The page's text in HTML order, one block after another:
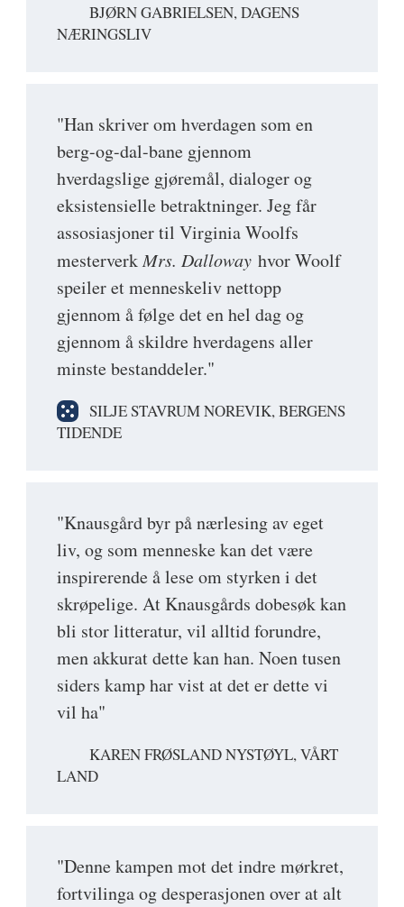
BJØRN GABRIELSEN, DAGENS
NÆRINGSLIV
"Han skriver om hverdagen som en
berg-og-dal-bane gjennom
hverdagslige gjøremål, dialoger og
eksistensielle betraktninger. Jeg får
assosiasjoner til Virginia Woolfs
mesterverkMrs. Dalloway hvor Woolf
speiler et menneskeliv nettopp
gjennom å følge det en hel dag og
gjennom å skildre hverdagens aller
minste bestanddeler."
SILJE STAVRUM NOREVIK, BERGENS
TIDENDE
"Knausgård byr på nærlesing av eget
liv, og som menneske kan det være
inspirerende å lese om styrken i det
skrøpelige. At Knausgårds dobesøk kan
bli stor litteratur, vil alltid forundre,
men akkurat dette kan han. Noen ­tusen
siders kamp har vist at det er dette vi
vil ha"
KAREN FRØSLAND NYSTØYL, VÅRT
LAND
"Denne kampen mot det indre mørkret,
fortvilinga og desperasjonen over at alt